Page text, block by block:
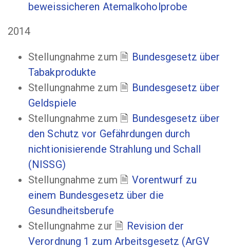
beweissicheren Atemalkoholprobe
2014
Stellungnahme zum
Bundesgesetz über
Tabakprodukte
Stellungnahme zum
Bundesgesetz über
Geldspiele
Stellungnahme zum
Bundesgesetz über
den Schutz vor Gefährdungen durch
nichtionisierende Strahlung und Schall
(NISSG)
Stellungnahme zum
Vorentwurf zu
einem Bundesgesetz über die
Gesundheitsberufe
Stellungnahme zur
Revision der
Verordnung 1 zum Arbeitsgesetz (ArGV